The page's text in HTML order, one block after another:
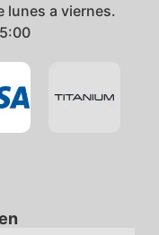
lunes a viernes.